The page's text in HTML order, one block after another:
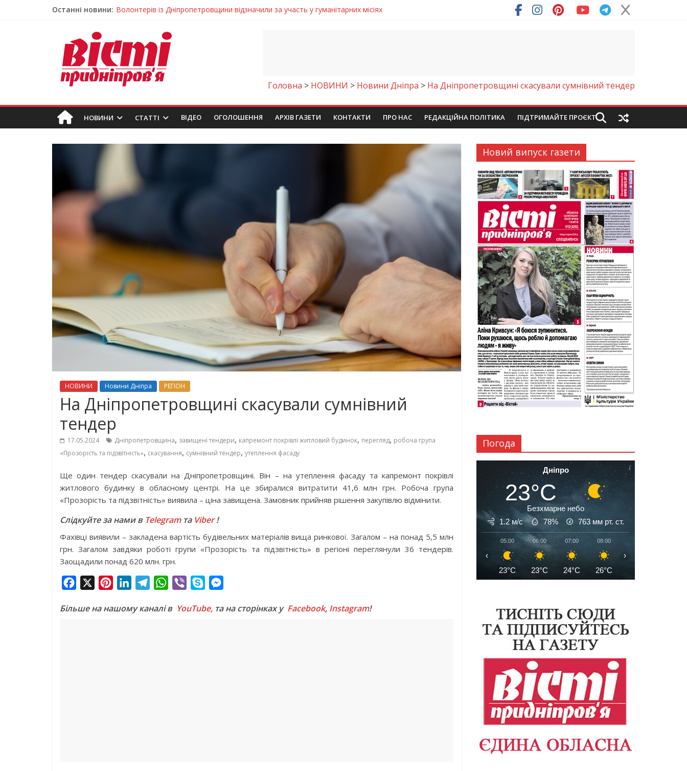
Останні новини: Волонтерів із Дніпропетровщини відзначили за участь у гуманітарних місіях
Для школярів Дніпропетровщини стане доступним безкоштовне гаряче харчування
Дніпрянка стала однією з найкращих юних кінологів світу
Як обрати розмір крафтового стакана під ваш напій?
Головна > НОВИНИ > Новини Дніпра > На Дніпропетровщині скасували сумнівний тендер
НОВИНИ СТАТТІ ВIДЕО ОГОЛОШЕННЯ АРХІВ ГАЗЕТИ КОНТАКТИ ПРО НАС РЕДАКЦІЙНА ПОЛІТИКА ПІДТРИМАЙТЕ ПРОЄКТ
НОВИНИ Новини Дніпра РЕГІОН
На Дніпропетровщині скасували сумнівний
тендер
17.05.2024 Дніпропетровщина, завищені тендери, капремонт покрівлі житловий будинок, перегляд, робоча група
«Прозорість та підзвітність», скасування, сумнівний тендер, утеплення фасаду
Ще один тендер скасували на Дніпропетровщині. Він – на утеплення фасаду та капремонт покрівлі
житлового будинку в обласному центрі. На це збиралися витратити 41,6 млн грн. Робоча група
«Прозорість та підзвітність» виявила – ціна завищена. Замовник прийняв рішення закупівлю відмінити.
Слідкуйте за нами в Telegramта Viber!
Фахівці виявили – закладена вартість будівельних матеріалів вища ринкової. Загалом – на понад 5,5 млн
грн. Загалом завдяки роботі групи «Прозорість та підзвітність» в регіоні переглянули 36 тендерів.
Заощадили понад 620 млн. грн.
c
n
n
l
W
a
b
y
s
Більше на нашому каналі в YouTube, та на сторінках у Facebook, Instagram!
Новий випуск газети
Погода
Дніпро
23°C
Безхмарне небо
1.2 м/с
78% 763 мм рт. ст.
05:00
23°C
06:00
23°C
07:00
24°C
08:00
26°C
‹ ›